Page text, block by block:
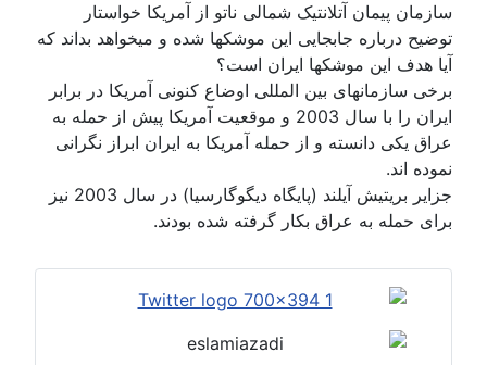
سازمان پیمان آتلانتیک شمالی ناتو از آمریکا خواستار
توضیح درباره جابجایی این موشکها شده و میخواهد بداند که
آیا هدف این موشکها ایران است؟
برخی سازمانهای بین المللی اوضاع کنونی آمریکا در برابر
ایران را با سال 2003 و موقعیت آمریکا پیش از حمله به
عراق یکی دانسته و از حمله آمریکا به ایران ابراز نگرانی
نموده اند.
جزایر بریتیش آیلند (پایگاه دیگوگارسیا) در سال 2003 نیز
برای حمله به عراق بکار گرفته شده بودند.